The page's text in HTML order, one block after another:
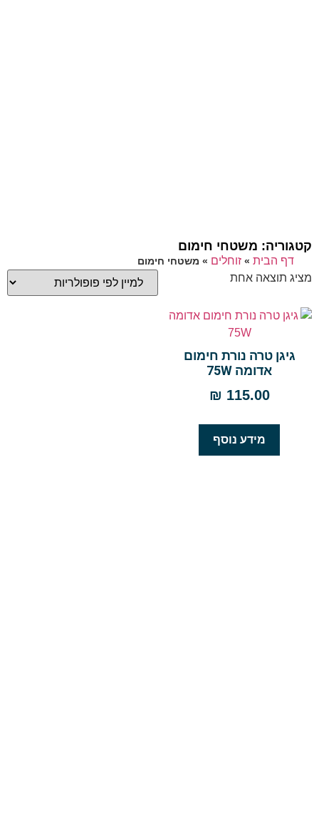
קטגוריה: משטחי חימום
דף הבית » זוחלים » משטחי חימום
מציג תוצאה אחת
גיגן טרה נורת חימום
אדומה 75W
₪ 115.00
מידע נוסף